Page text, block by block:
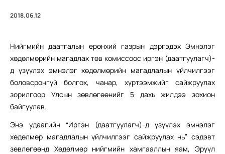
2018.06.12
Нийгмийн даатгалын ерөнхий газрын дэргэдэх Эмнэлэг
хөдөлмөрийн магадлах төв комиссоос иргэн (даатгуулагч)-
д үзүүлэх эмнэлэг хөдөлмөрийн магадлалын үйлчилгээг
боловсронгуй болгох, чанар, хүртээмжийг сайжруулах
зорилгоор Улсын зөвлөгөөнийг 5 дахь жилдээ зохион
байгуулав.
Энэ удаагийн “Иргэн (даатгуулагч)-д үзүүлэх эмнэлэг
хөдөлмөр магадлалын үйлчилгээг сайжруулах нь” сэдэвт
зөвлөгөөнд Хөдөлмөр нийгмийн хамгааллын яам, Эрүүл